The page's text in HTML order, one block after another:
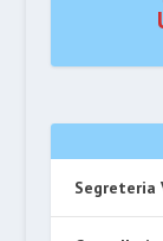
Segreteria